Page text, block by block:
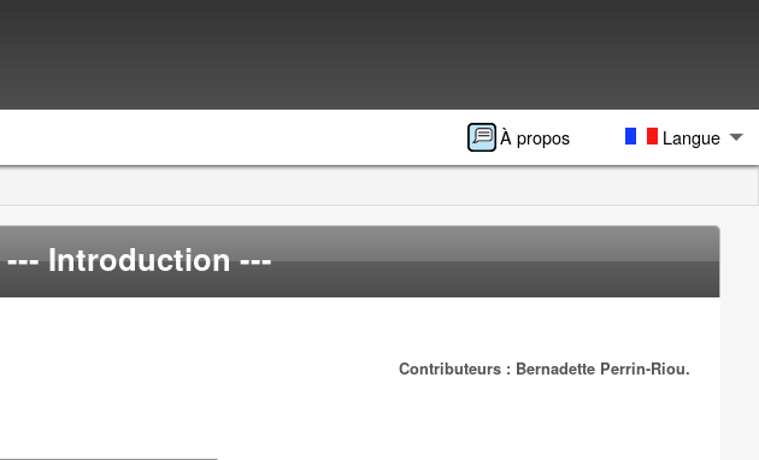
À propos Langue
--- Introduction ---
Contributeurs : Bernadette Perrin-Riou.